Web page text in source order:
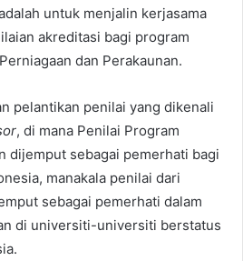
untuk menjalin kerjasama
akreditasi bagi program
dan Perakaunan.
pelantikan penilai yang dikenali
, di mana Penilai Program
dijemput sebagai pemerhati bagi
manakala penilai dari
sebagai pemerhati dalam
di universiti-universiti berstatus